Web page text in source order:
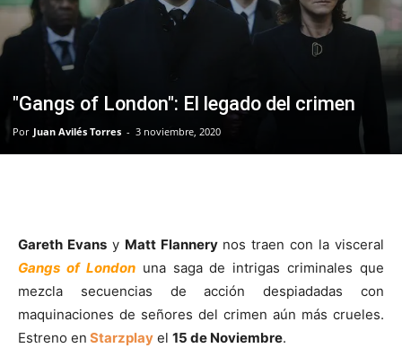
"Gangs of London": El legado del crimen
Por Juan Avilés Torres - 3 noviembre, 2020
Gareth Evansy Matt Flannerynos traen con la visceral
Gangs of Londonuna saga de intrigas criminales que
mezcla secuencias de acción despiadadas con
maquinaciones de señores del crimen aún más crueles.
Estreno en Starzplay el 15 de Noviembre.